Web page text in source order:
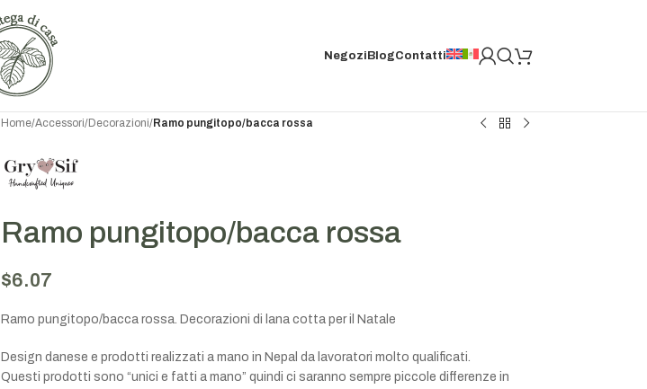
Negozi BlogContatti
Home/Accessori/Decorazioni/Ramo pungitopo/bacca rossa
Ramo pungitopo/bacca rossa
$6.07
Ramo pungitopo/bacca rossa. Decorazioni di lana cotta per il Natale
Design danese e prodotti realizzati a mano in Nepal da lavoratori molto qualificati.
Questi prodotti sono “unici e fatti a mano” quindi ci saranno sempre piccole differenze in